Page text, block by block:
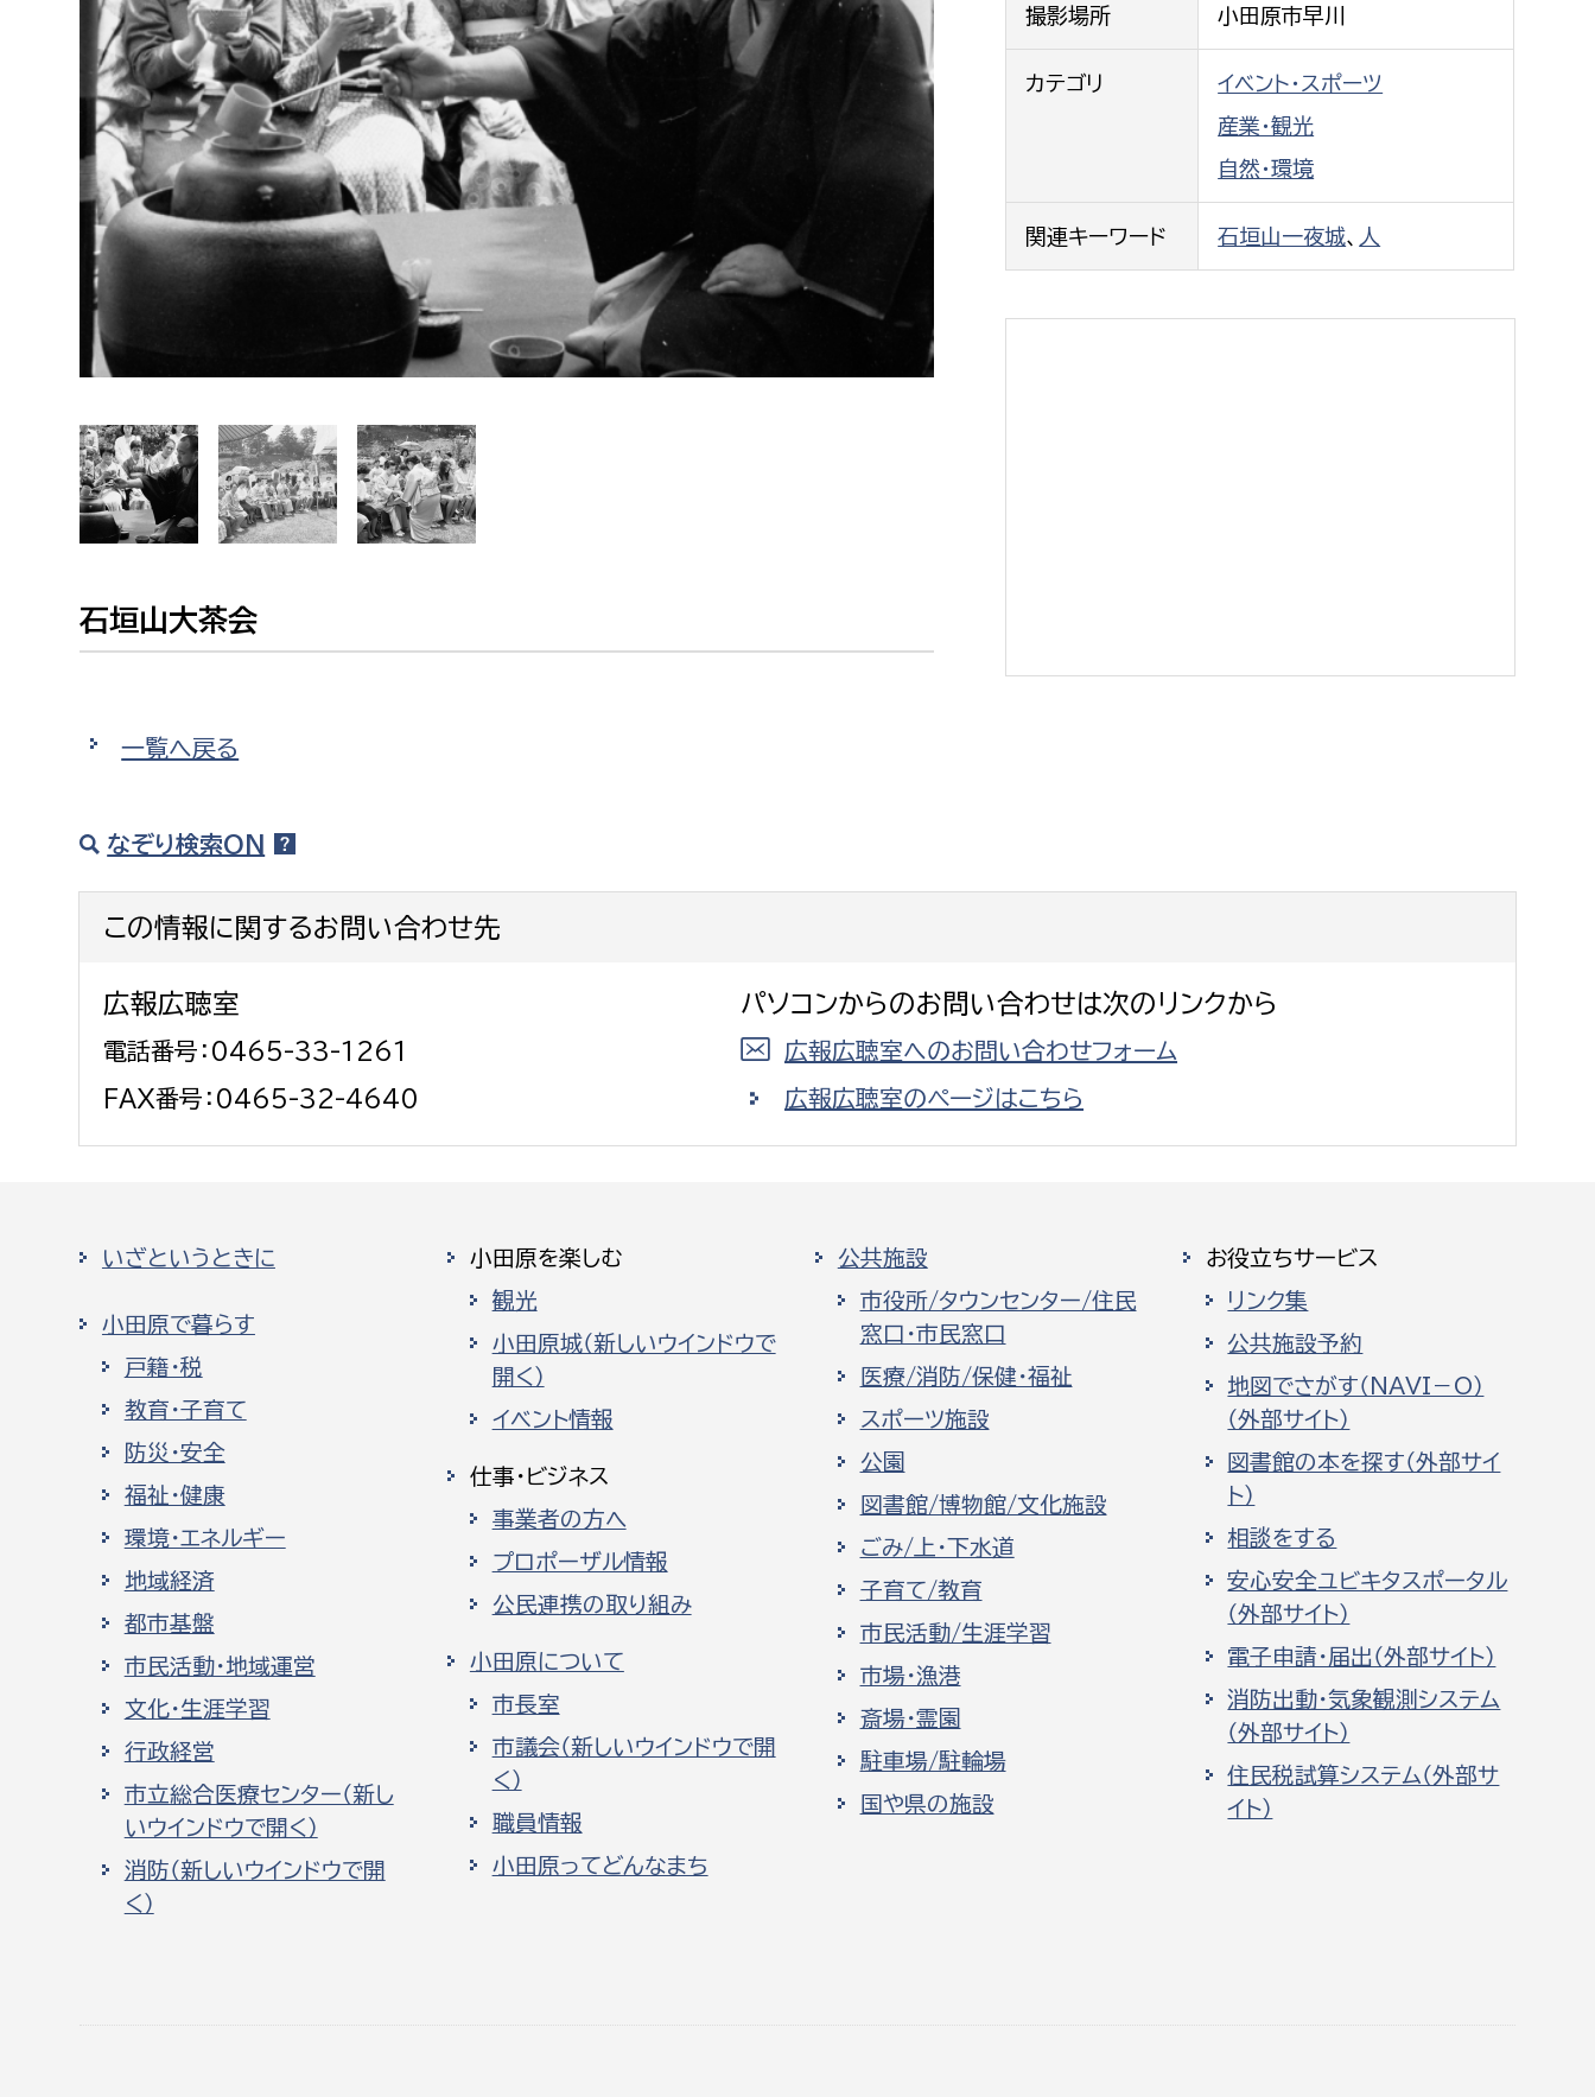
求職者
外国人
ペット
観光
生活援護課
高齢介護課
障がい福祉課
保険課
健康づくり課
子ども若者支援課
保育課
観光課
水産海浜課
都市計画課
地域交通課
建築指導課
開発審査課
建設部
建設政策課
国県事業推進課
道水路整備課
みどり公園課
建築課
会計管理者
出納室
患者サポートセンター
病院管理局：経営管理課
消防総務課
下水道整備課
浄水管理課
農業委員会事務局
石垣山大茶会
撮影場所 小田原市早川
カテゴリ
イベント・スポーツ
産業・観光
自然・環境
関連キーワード 石垣山一夜城、 人
一覧へ戻る
なぞり検索ON
この情報に関するお問い合わせ先
広報広聴室
電話番号：0465-33-1261
FAX番号：0465-32-4640
パソコンからのお問い合わせは次のリンクから
広報広聴室へのお問い合わせフォーム
広報広聴室のページはこちら
いざというときに
小田原で暮らす
戸籍・税
教育・子育て
防災・安全
福祉・健康
環境・エネルギー
地域経済
都市基盤
市民活動・地域運営
文化・生涯学習
行政経営
市立総合医療センター（新し
いウインドウで開く）
消防（新しいウインドウで開
く）
小田原を楽しむ
観光
小田原城（新しいウインドウで
開く）
イベント情報
仕事・ビジネス
事業者の方へ
プロポーザル情報
公民連携の取り組み
小田原について
市長室
市議会（新しいウインドウで開
く）
職員情報
小田原ってどんなまち
公共施設
市役所/タウンセンター/住民
窓口・市民窓口
医療/消防/保健・福祉
スポーツ施設
公園
図書館/博物館/文化施設
ごみ/上・下水道
子育て/教育
市民活動/生涯学習
市場・漁港
斎場・霊園
駐車場/駐輪場
国や県の施設
お役立ちサービス
リンク集
公共施設予約
地図でさがす（NAVI－O）
（外部サイト）
図書館の本を探す（外部サイ
ト）
相談をする
安心安全ユビキタスポータル
（外部サイト）
電子申請・届出（外部サイト）
消防出動・気象観測システム
（外部サイト）
住民税試算システム（外部サ
イト）